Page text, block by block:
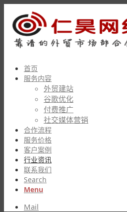
首页
服务内容
外贸建站
谷歌优化
付费推广
社交媒体营销
合作流程
服务价格
客户案例
行业资讯
联系我们
Search
Menu
Mail